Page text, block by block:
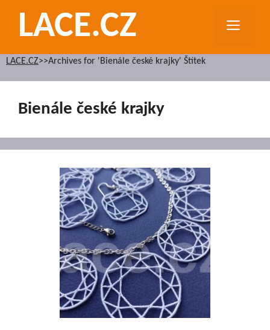
obsahLACE.CZ
LACE.CZ>>Archives for 'Bienále české krajky' Štítek
Bienále české krajky